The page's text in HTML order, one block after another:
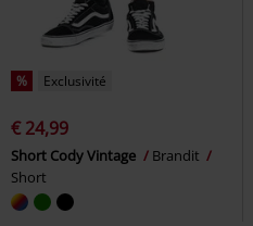
% Exclusivité
€ 24,99
Short Cody Vintage
Brandit
Short